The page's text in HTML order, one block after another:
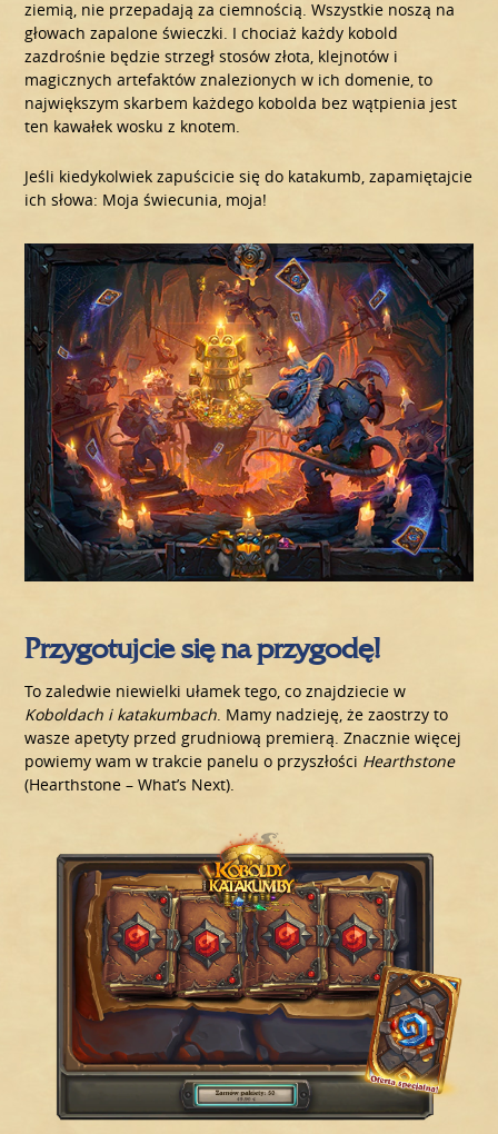
ziemią, nie przepadają za ciemnością. Wszystkie noszą na
głowach zapalone świeczki. I chociaż każdy kobold
zazdrośnie będzie strzegł stosów złota, klejnotów i
magicznych artefaktów znalezionych w ich domenie, to
największym skarbem każdego kobolda bez wątpienia jest
ten kawałek wosku z knotem.
Jeśli kiedykolwiek zapuścicie się do katakumb, zapamiętajcie
ich słowa: Moja świecunia, moja!
Przygotujcie się na przygodę!
To zaledwie niewielki ułamek tego, co znajdziecie w
Koboldach i katakumbach . Mamy nadzieję, że zaostrzy to
wasze apetyty przed grudniową premierą. Znacznie więcej
powiemy wam w trakcie panelu o przyszłości Hearthstone
(Hearthstone – What’s Next).